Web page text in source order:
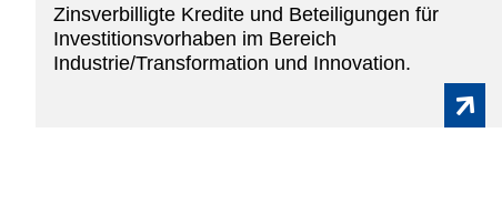
Zinsverbilligte Kredite und Beteiligungen für
Investitionsvorhaben im Bereich
Industrie/Transformation und Innovation.